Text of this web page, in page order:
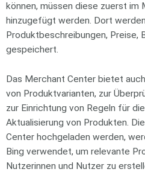
können, müssen diese zuerst im
hinzugefügt werden. Dort
Produktbeschreibungen, Preise,
gespeichert.
Das Merchant Center bietet
von Produktvarianten, zur
zur Einrichtung von Regeln für
Aktualisierung von Produkten.
Center hochgeladen werden,
Bing verwendet, um relevante
Nutzerinnen und Nutzer zu